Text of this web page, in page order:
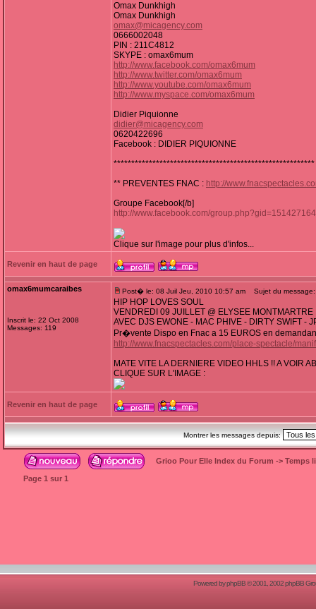
Omax Dunkhigh
Omax Dunkhigh
omax@micagency.com
0666002048
PIN : 211C4812
SKYPE : omax6mum
http://www.facebook.com/omax6mum
http://www.twitter.com/omax6mum
http://www.youtube.com/omax6mum
http://www.myspace.com/omax6mum
Didier Piquionne
didier@micagency.com
0620422696
Facebook : DIDIER PIQUIONNE
*********************************************************
** PREVENTES FNAC : http://
Groupe Facebook[/b]
http://www.facebook.com/
Clique sur l'image pour plus d'infos...
Revenir en haut de page
omax6mumcaraibes
Inscrit le: 22 Oct 2008
Messages: 119
Post� le: 08 Juil Jeu, 2010 10:57 am Sujet du message:
HIP HOP LOVES SOUL
VENDREDI 09 JUILLET @ ELYSEE MONTMARTRE
AVEC DJS EWONE - MAC PHIVE - DIRTY SWIFT -
Pr�vente Dispo en Fnac a 15 EUROS en
http://www.fnacspectacles.com/place-spectacle/
MATE VITE LA DERNIERE VIDEO HHLS !! A VOIR
CLIQUE SUR L'IMAGE :
Revenir en haut de page
Montrer les messages depuis:
Grioo Pour Elle Index du Forum -> Temps
Page 1 sur 1
Powered byphpBB© 2001, 2002 phpBB